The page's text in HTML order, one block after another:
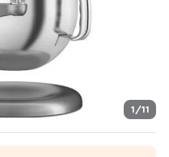
1/11